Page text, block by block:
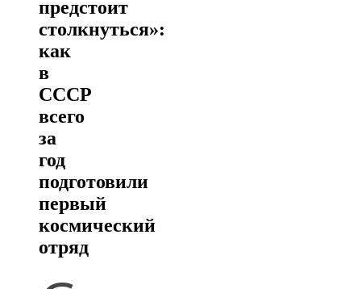
предстоит
столкнуться»:
как
в
СССР
всего
за
год
подготовили
первый
космический
отряд